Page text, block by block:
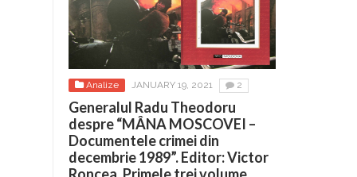
Analize JANUARY 19, 2021 2
Generalul Radu Theodoru
despre “MÂNA MOSCOVEI –
Documentele crimei din
decembrie 1989”. Editor: Victor